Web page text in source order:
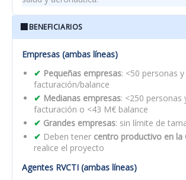
🏢BENEFICIARIOS
Empresas (ambas líneas)
Pequeñas empresas: <50 personas
facturación/balance
Medianas empresas: <250 personas
facturación o <43 M€ balance
Grandes empresas: sin límite de
Deben tener centro productivo en la
realice el proyecto
Agentes RVCTI (ambas líneas)